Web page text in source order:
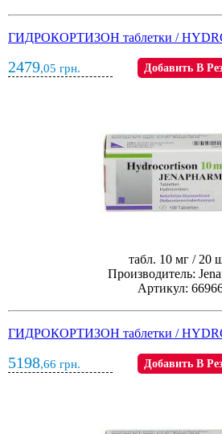
ГИДРОКОРТИЗОН таблетки /
2479,05 грн. Добавить В
табл. 10 мг / 20
Производитель:
Артикул:
ГИДРОКОРТИЗОН таблетки /
5198,66 грн. Добавить В